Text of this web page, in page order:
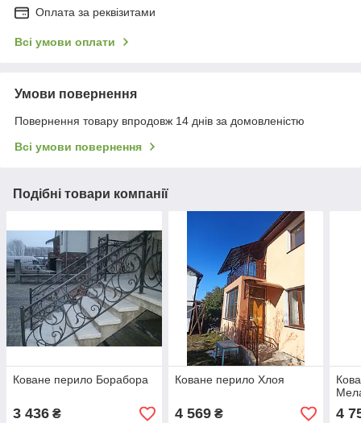
Оплата за реквізитами
Всі умови оплати
Умови повернення
Повернення товару впродовж 14 днів за домовленістю
Всі умови повернення
Подібні товари компанії
Коване перило Борабора
3 436 ₴
Коване перило Хлоя
4 569₴ 4